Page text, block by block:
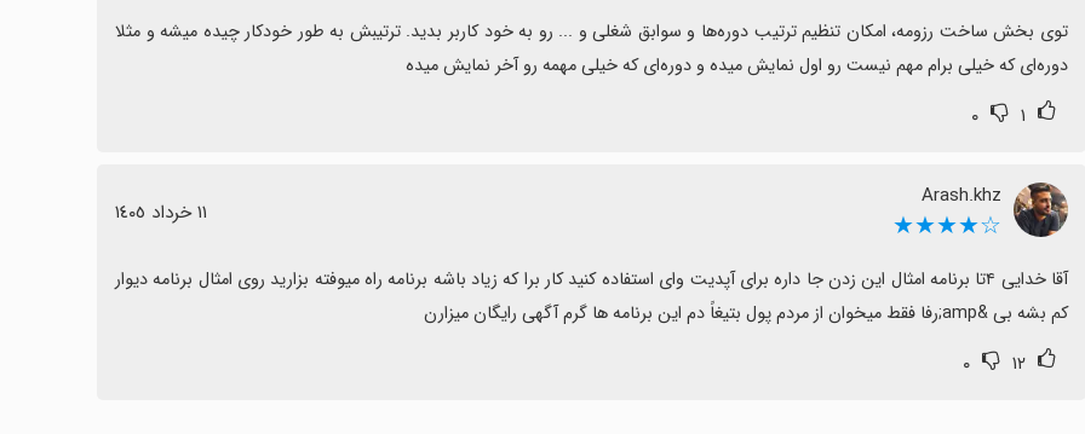
دوره‌ای که خیلی برام مهم نیست رو اول نمایش میده و دوره‌ای که خیلی مهمه رو آخر نمایش میده
۱ ۰
Arash.khz
☆★★★★ ١١ خرداد ١٤٠٥
کم بشه بی &amp;رفا فقط میخوان از مردم پول بتیغاً دم این برنامه ها گرم آگهی رایگان میزارن
۱۲ ۰